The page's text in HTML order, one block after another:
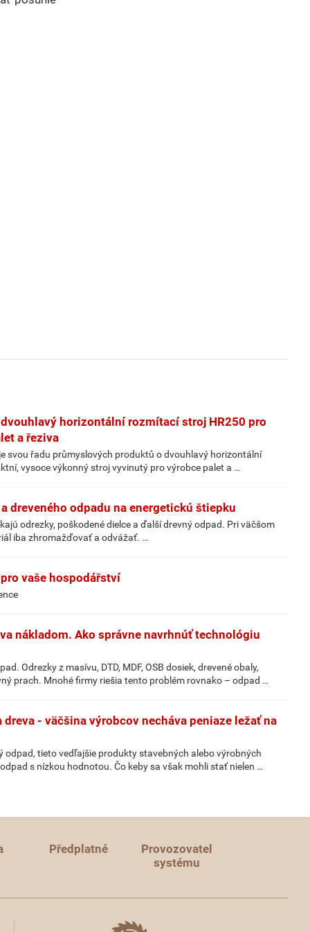
horizontální rozmítací stroj HR250 pro
a řeziva
svou řadu průmyslových produktů o dvouhlavý horizontální
vysoce výkonný stroj vyvinutý pro výrobce palet a …
dreveného odpadu na energetickú štiepku
odrezky, poškodené dielce a ďalší drevný odpad. Pri väčšom
iba zhromažďovať a odvážať. …
vaše hospodářství
nákladom. Ako správne navrhnúť technológiu
Odrezky z masívu, DTD, MDF, OSB dosiek, drevené obaly,
prach. Mnohé firmy riešia tento problém rovnako – odpad …
dreva - väčšina výrobcov necháva peniaze ležať na
odpad, tieto vedľajšie produkty stavebných alebo výrobných
s nízkou hodnotou. Čo keby sa však mohli stať nielen …
Předplatné
Provozovatel
systému